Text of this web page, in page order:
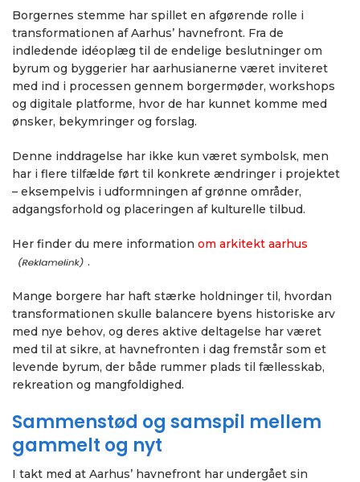
Borgernes stemme har spillet en afgørende rolle i
transformationen af Aarhus’ havnefront. Fra de
indledende idéoplæg til de endelige beslutninger om
byrum og byggerier har aarhusianerne været inviteret
med ind i processen gennem borgermøder, workshops
og digitale platforme, hvor de har kunnet komme med
ønsker, bekymringer og forslag.
Denne inddragelse har ikke kun været symbolsk, men
har i flere tilfælde ført til konkrete ændringer i projektet
– eksempelvis i udformningen af grønne områder,
adgangsforhold og placeringen af kulturelle tilbud.
Her finder du mere information om arkitekt aarhus
.
Mange borgere har haft stærke holdninger til, hvordan
transformationen skulle balancere byens historiske arv
med nye behov, og deres aktive deltagelse har været
med til at sikre, at havnefronten i dag fremstår som et
levende byrum, der både rummer plads til fællesskab,
rekreation og mangfoldighed.
Sammenstød og samspil mellem
gammelt og nyt
I takt med at Aarhus’ havnefront har undergået sin